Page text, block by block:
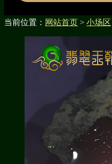
当前位置： 网站首页 > 小场区